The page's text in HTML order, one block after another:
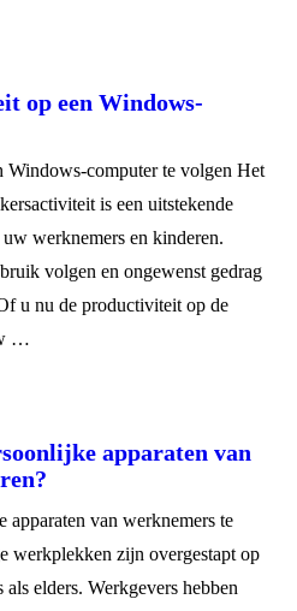
op een Windows-
Windows-computer te volgen Het
is een uitstekende
werknemers en kinderen.
volgen en ongewenst gedrag
u nu de productiviteit op de
…
apparaten van
apparaten van werknemers te
werkplekken zijn overgestapt op
elders. Werkgevers hebben